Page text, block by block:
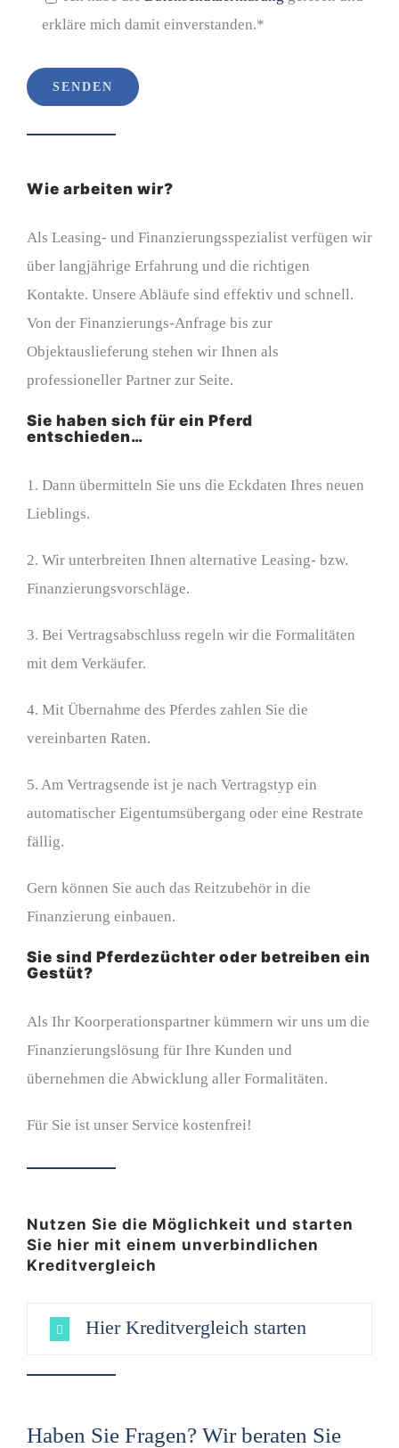
erkläre mich damit einverstanden.*
Please leave this field empty.
Wie arbeiten wir?
Als Leasing- und Finanzierungsspezialist verfügen wir
über langjährige Erfahrung und die richtigen
Kontakte. Unsere Abläufe sind effektiv und schnell.
Von der Finanzierungs-Anfrage bis zur
Objektauslieferung stehen wir Ihnen als
professioneller Partner zur Seite.
Sie haben sich für ein Pferd
entschieden…
1. Dann übermitteln Sie uns die Eckdaten Ihres neuen
Lieblings.
2. Wir unterbreiten Ihnen alternative Leasing- bzw.
Finanzierungsvorschläge.
3. Bei Vertragsabschluss regeln wir die Formalitäten
mit dem Verkäufer.
4. Mit Übernahme des Pferdes zahlen Sie die
vereinbarten Raten.
5. Am Vertragsende ist je nach Vertragstyp ein
automatischer Eigentumsübergang oder eine Restrate
fällig.
Gern können Sie auch das Reitzubehör in die
Finanzierung einbauen.
Sie sind Pferdezüchter oder betreiben ein
Gestüt?
Als Ihr Koorperationspartner kümmern wir uns um die
Finanzierungslösung für Ihre Kunden und
übernehmen die Abwicklung aller Formalitäten.
Für Sie ist unser Service kostenfrei!
Nutzen Sie die Möglichkeit und starten
Sie hier mit einem unverbindlichen
Kreditvergleich
Hier Kreditvergleich starten
Haben Sie Fragen? Wir beraten Sie